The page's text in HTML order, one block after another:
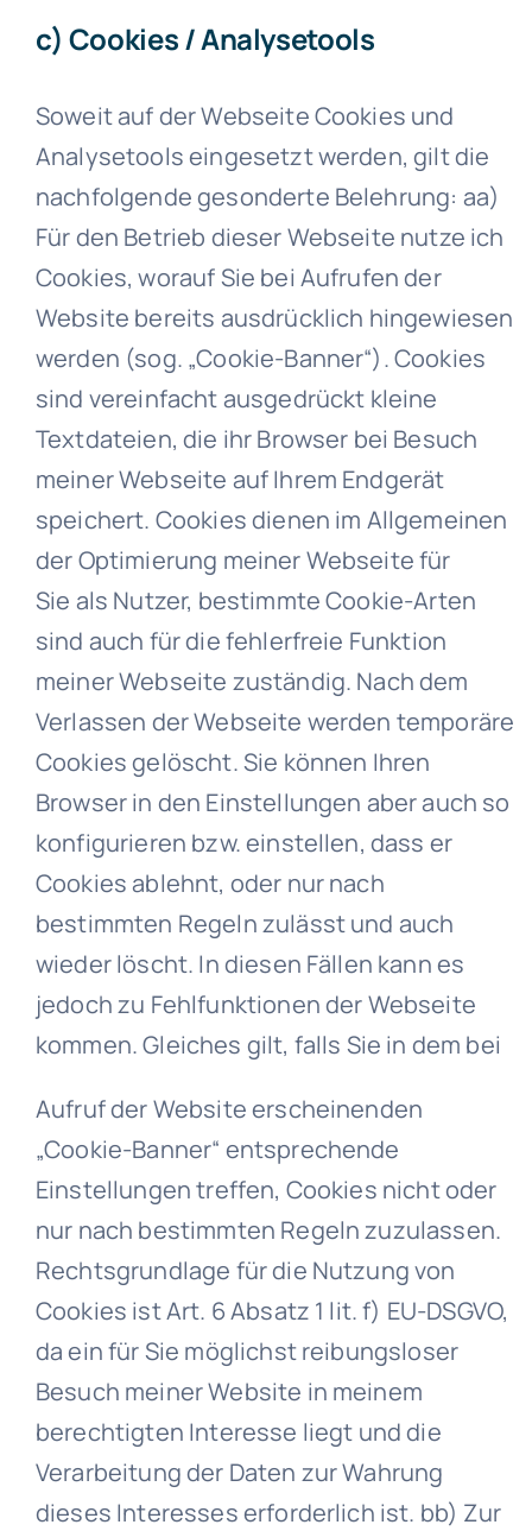
c) Cookies / Analysetools
Soweit auf der Webseite Cookies und
Analysetools eingesetzt werden, gilt die
nachfolgende gesonderte Belehrung: aa)
Für den Betrieb dieser Webseite nutze ich
Cookies, worauf Sie bei Aufrufen der
Website bereits ausdrücklich hingewiesen
werden (sog. „Cookie-Banner“). Cookies
sind vereinfacht ausgedrückt kleine
Textdateien, die ihr Browser bei Besuch
meiner Webseite auf Ihrem Endgerät
speichert. Cookies dienen im Allgemeinen
der Optimierung meiner Webseite für
Sie als Nutzer, bestimmte Cookie-Arten
sind auch für die fehlerfreie Funktion
meiner Webseite zuständig. Nach dem
Verlassen der Webseite werden temporäre
Cookies gelöscht. Sie können Ihren
Browser in den Einstellungen aber auch so
konfigurieren bzw. einstellen, dass er
Cookies ablehnt, oder nur nach
bestimmten Regeln zulässt und auch
wieder löscht. In diesen Fällen kann es
jedoch zu Fehlfunktionen der Webseite
kommen. Gleiches gilt, falls Sie in dem bei
Aufruf der Website erscheinenden
„Cookie-Banner“ entsprechende
Einstellungen treffen, Cookies nicht oder
nur nach bestimmten Regeln zuzulassen.
Rechtsgrundlage für die Nutzung von
Cookies ist Art. 6 Absatz 1 lit. f) EU-DSGVO,
da ein für Sie möglichst reibungsloser
Besuch meiner Website in meinem
berechtigten Interesse liegt und die
Verarbeitung der Daten zur Wahrung
dieses Interesses erforderlich ist. bb) Zur